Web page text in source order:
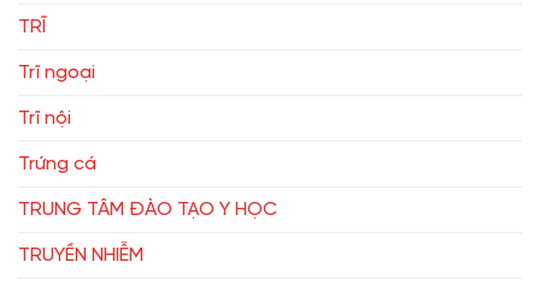
TRĨ
Trĩ ngoại
Trĩ nội
Trứng cá
TRUNG TÂM ĐÀO TẠO Y HỌC
TRUYỀN NHIỄM